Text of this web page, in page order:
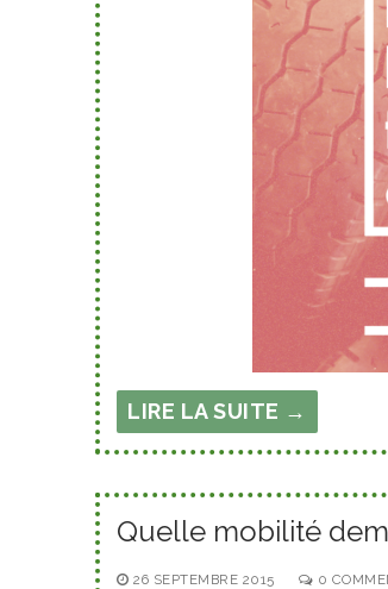
LIRE LA SUITE →
Quelle mobilité
26 SEPTEMBRE 2015 0